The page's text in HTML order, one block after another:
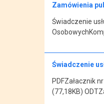
Zamówienia
Świadczenie
Świadczenie
PDFZałacznik
(77,18KB)